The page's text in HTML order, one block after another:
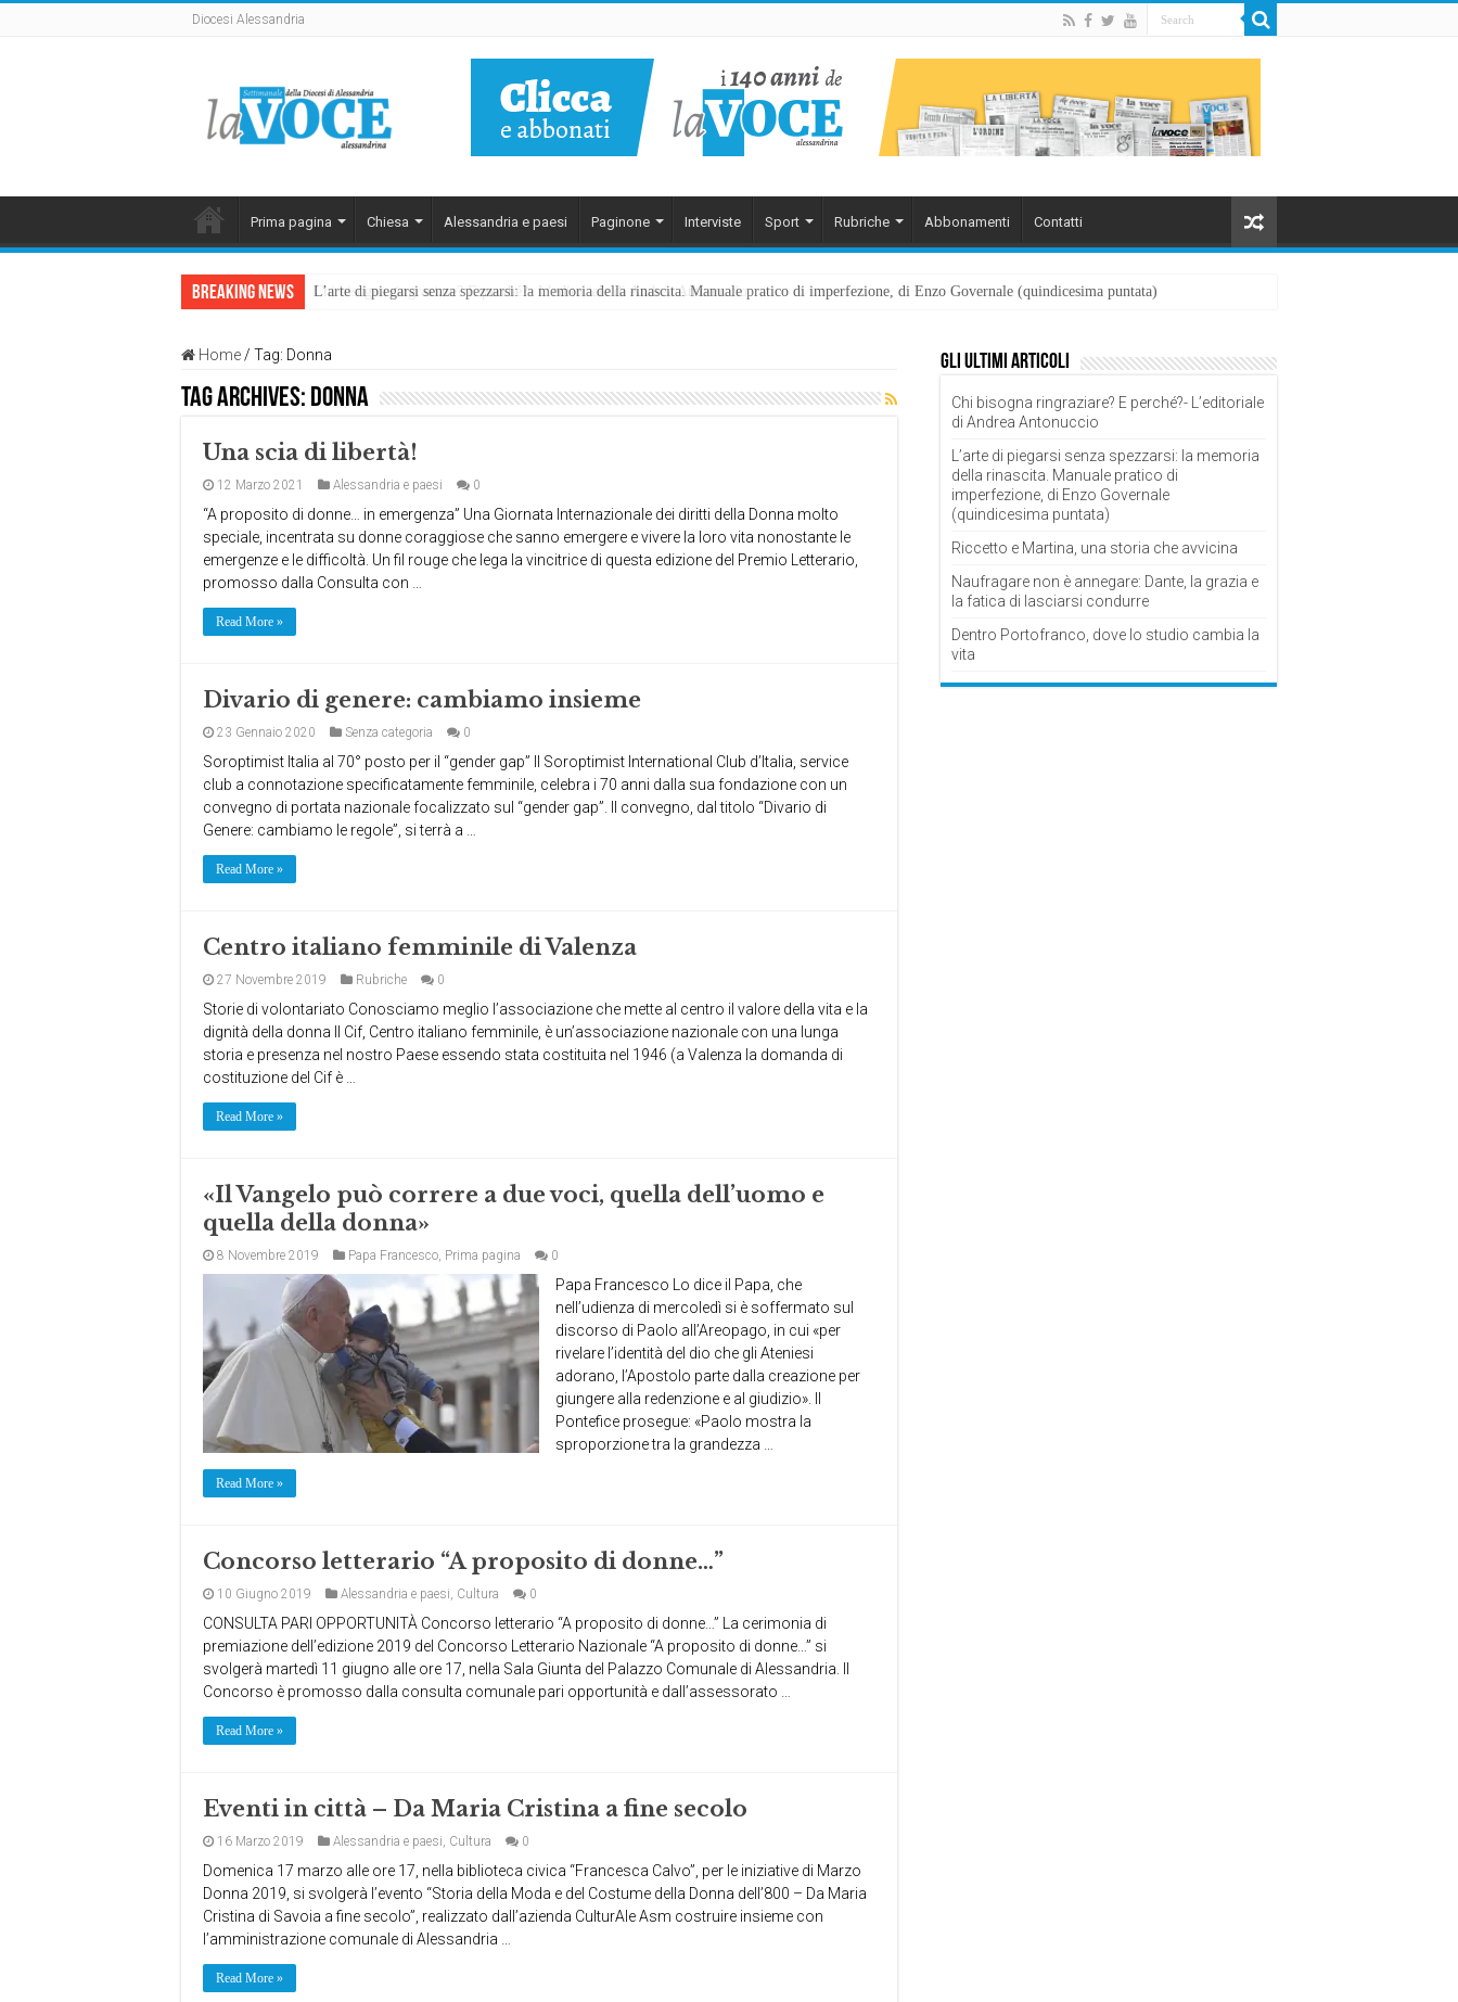
Diocesi Alessandria
Prima pagina Chiesa Alessandria e paesi Paginone Interviste Sport Rubriche Abbonamenti Contatti
Breaking News L’arte di piegarsi senza spezzarsi: la memoria della rinascita. Manuale pratico di imperfezione, di Enzo Governale (quindicesima puntata)
Home / Tag: Donna
Tag Archives: Donna
Una scia di libertà!
12 Marzo 2021 Alessandria e paesi 0
“A proposito di donne… in emergenza” Una Giornata Internazionale dei diritti della Donna molto
speciale, incentrata su donne coraggiose che sanno emergere e vivere la loro vita nonostante le
emergenze e le difficoltà. Un fil rouge che lega la vincitrice di questa edizione del Premio Letterario,
promosso dalla Consulta con …
Read More »
Divario di genere: cambiamo insieme
23 Gennaio 2020 Senza categoria 0
Soroptimist Italia al 70° posto per il “gender gap” Il Soroptimist International Club d’Italia, service
club a connotazione specificatamente femminile, celebra i 70 anni dalla sua fondazione con un
convegno di portata nazionale focalizzato sul “gender gap”. Il convegno, dal titolo “Divario di
Genere: cambiamo le regole”, si terrà a …
Read More »
Centro italiano femminile di Valenza
27 Novembre 2019 Rubriche 0
Storie di volontariato Conosciamo meglio l’associazione che mette al centro il valore della vita e la
dignità della donna Il Cif, Centro italiano femminile, è un’associazione nazionale con una lunga
storia e presenza nel nostro Paese essendo stata costituita nel 1946 (a Valenza la domanda di
costituzione del Cif è …
Read More »
«Il Vangelo può correre a due voci, quella dell’uomo e
quella della donna»
8 Novembre 2019 Papa Francesco, Prima pagina 0
Papa Francesco Lo dice il Papa, che
nell’udienza di mercoledì si è soffermato sul
discorso di Paolo all’Areopago, in cui «per
rivelare l’identità del dio che gli Ateniesi
adorano, l’Apostolo parte dalla creazione per
giungere alla redenzione e al giudizio». Il
Pontefice prosegue: «Paolo mostra la
sproporzione tra la grandezza …
Read More »
Concorso letterario “A proposito di donne…”
10 Giugno 2019 Alessandria e paesi, Cultura 0
CONSULTA PARI OPPORTUNITÀ Concorso letterario “A proposito di donne…” La cerimonia di
premiazione dell’edizione 2019 del Concorso Letterario Nazionale “A proposito di donne…” si
svolgerà martedì 11 giugno alle ore 17, nella Sala Giunta del Palazzo Comunale di Alessandria. Il
Concorso è promosso dalla consulta comunale pari opportunità e dall’assessorato …
Read More »
Eventi in città – Da Maria Cristina a fine secolo
16 Marzo 2019 Alessandria e paesi, Cultura 0
Domenica 17 marzo alle ore 17, nella biblioteca civica “Francesca Calvo”, per le iniziative di Marzo
Donna 2019, si svolgerà l’evento “Storia della Moda e del Costume della Donna dell’800 – Da Maria
Cristina di Savoia a fine secolo”, realizzato dall’azienda CulturAle Asm costruire insieme con
l’amministrazione comunale di Alessandria …
Read More »
Gli ultimi articoli
Chi bisogna ringraziare? E perché?- L’editoriale
di Andrea Antonuccio
L’arte di piegarsi senza spezzarsi: la memoria
della rinascita. Manuale pratico di
imperfezione, di Enzo Governale
(quindicesima puntata)
Riccetto e Martina, una storia che avvicina
Naufragare non è annegare: Dante, la grazia e
la fatica di lasciarsi condurre
Dentro Portofranco, dove lo studio cambia la
vita